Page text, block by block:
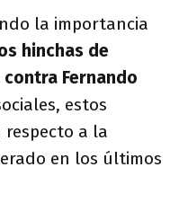
la importancia
hinchas de
Fernando
estos
a la
en los últimos